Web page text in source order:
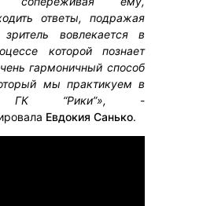
ответы, подражая
вовлекается в
которой познает
гармоничный способ
мы практикуем в
ГК “Рики”», -
Евдокия Санько.